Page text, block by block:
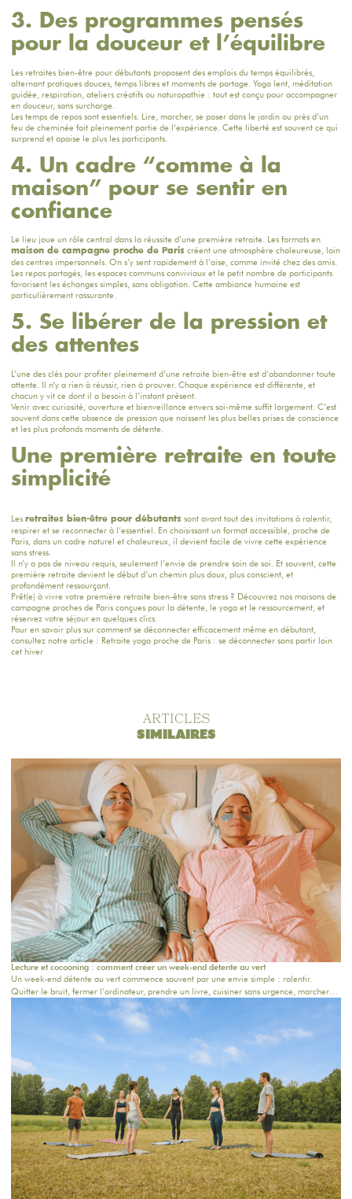
3. Des programmes pensés
pour la douceur et l’équilibre
Les retraites bien-être pour débutants proposent des emplois du temps équilibrés,
alternant pratiques douces, temps libres et moments de partage. Yoga lent, méditation
guidée, respiration, ateliers créatifs ou naturopathie : tout est conçu pour accompagner
en douceur, sans surcharge.
Les temps de repos sont essentiels. Lire, marcher, se poser dans le jardin ou près d’un
feu de cheminée fait pleinement partie de l’expérience. Cette liberté est souvent ce qui
surprend et apaise le plus les participants.
4. Un cadre “comme à la
maison” pour se sentir en
confiance
Le lieu joue un rôle central dans la réussite d’une première retraite. Les formats en
maison de campagne proche de Paris créent une atmosphère chaleureuse, loin
des centres impersonnels. On s’y sent rapidement à l’aise, comme invité chez des amis.
Les repas partagés, les espaces communs conviviaux et le petit nombre de participants
favorisent les échanges simples, sans obligation. Cette ambiance humaine est
particulièrement rassurante.
5. Se libérer de la pression et
des attentes
L’une des clés pour profiter pleinement d’une retraite bien-être est d’abandonner toute
attente. Il n’y a rien à réussir, rien à prouver. Chaque expérience est différente, et
chacun y vit ce dont il a besoin à l’instant présent.
Venir avec curiosité, ouverture et bienveillance envers soi-même suffit largement. C’est
souvent dans cette absence de pression que naissent les plus belles prises de conscience
et les plus profonds moments de détente.
Une première retraite en toute
simplicité
Les retraites bien-être pour débutants sont avant tout des invitations à ralentir,
respirer et se reconnecter à l’essentiel. En choisissant un format accessible, proche de
Paris, dans un cadre naturel et chaleureux, il devient facile de vivre cette expérience
sans stress.
Il n’y a pas de niveau requis, seulement l’envie de prendre soin de soi. Et souvent, cette
première retraite devient le début d’un chemin plus doux, plus conscient, et
profondément ressourçant.
Prêt(e) à vivre votre première retraite bien-être sans stress ? Découvrez nos maisons de
campagneproches de Paris conçues pour la détente, le yoga et le ressourcement, et
réservez votre séjouren quelques clics.
Pour en savoir plus sur comment se déconnecter efficacement même en débutant,
consultez notre article : Retraite yoga proche de Paris : se déconnecter sans partir loin
cet hiver
ARTICLES
SIMILAIRES
Lecture et cocooning : comment créer un week-end détente au vert
Un week-end détente au vert commence souvent par une envie simple : ralentir.
Quitter le bruit, fermer l’ordinateur, prendre un livre, cuisiner sans urgence, marcher
dans la nature et retrouver le confort d’une vraie maison.À une époque où tout va vite,
partir dans une maison de campagne proche Paris devient une manière douce de
reprendre possession de son temps. En couple, entre amis, en famille ou pour une
retraite bien-être, l’objectif est le même : respirer.Chez The Oasis House, nous
imaginons des maisons pensées pour ces moments-là : des lieux chaleureux, inspirants,
au vert, où l’on vient lire, dormir, cuisiner, se retrouver et profiter d’un cadre apaisant.